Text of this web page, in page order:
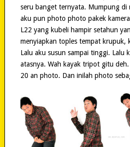
seru banget ternyata. Mumpung di
aku pun photo photo pakek
L22 yang kubeli hampir setahun
menyiapkan toples tempat krupuk,
Lalu aku susun sampai tinggi. Lalu
atasnya. Wah kayak tripot gitu
20 an photo. Dan inilah photo